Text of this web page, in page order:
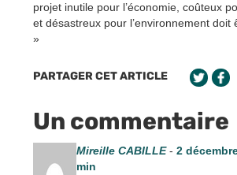
projet inutile pour l’économie, coûteux
et désastreux pour l’environnement doit
»
PARTAGER CET ARTICLE
Un commentaire
Mireille CABILLE- 2
min